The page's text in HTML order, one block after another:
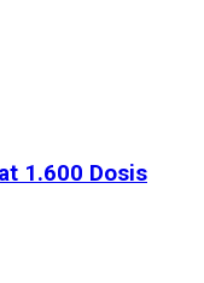
1.600 Dosis